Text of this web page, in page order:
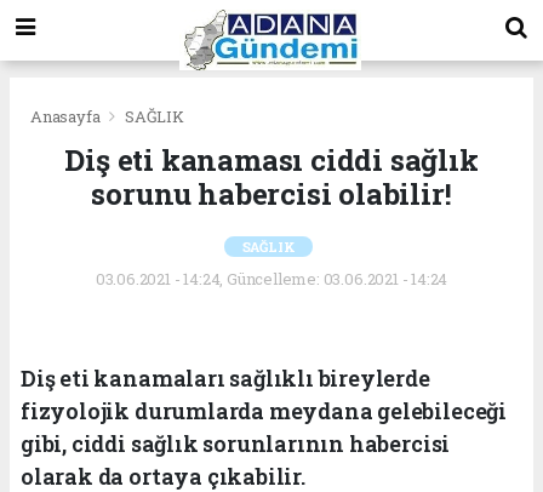
Anasayfa SAĞLIK
Diş eti kanaması ciddi sağlık
sorunu habercisi olabilir!
SAĞLIK
03.06.2021 - 14:24, Güncelleme: 03.06.2021 - 14:24
Diş eti kanamaları sağlıklı bireylerde
fizyolojik durumlarda meydana gelebileceği
gibi, ciddi sağlık sorunlarının habercisi
olarak da ortaya çıkabilir.